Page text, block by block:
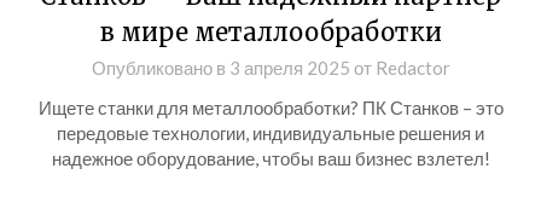
в мире металлообработки
Опубликовано в 3 апреля 2025 от Redactor
Ищете станки для металлообработки? ПК Станков – это
передовые технологии, индивидуальные решения и
надежное оборудование, чтобы ваш бизнес взлетел!